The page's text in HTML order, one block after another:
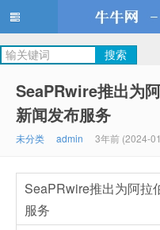
牛牛网
SeaPRwire推出为
新闻发布服务
未分类 admin 3年前 (2024-
SeaPRwire推出为阿拉
服务